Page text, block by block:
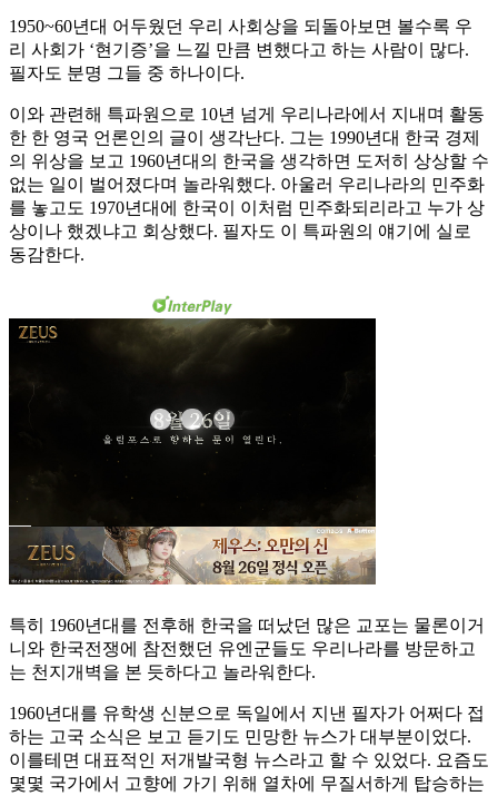
1950~60년대 어두웠던 우리 사회상을 되돌아보면 볼수록 우
리 사회가 ‘현기증’을 느낄 만큼 변했다고 하는 사람이 많다.
필자도 분명 그들 중 하나이다.
이와 관련해 특파원으로 10년 넘게 우리나라에서 지내며 활동
한 한 영국 언론인의 글이 생각난다. 그는 1990년대 한국 경제
의 위상을 보고 1960년대의 한국을 생각하면 도저히 상상할 수
없는 일이 벌어졌다며 놀라워했다. 아울러 우리나라의 민주화
를 놓고도 1970년대에 한국이 이처럼 민주화되리라고 누가 상
상이나 했겠냐고 회상했다. 필자도 이 특파원의 얘기에 실로
동감한다.
특히 1960년대를 전후해 한국을 떠났던 많은 교포는 물론이거
니와 한국전쟁에 참전했던 유엔군들도 우리나라를 방문하고
는 천지개벽을 본 듯하다고 놀라워한다.
1960년대를 유학생 신분으로 독일에서 지낸 필자가 어쩌다 접
하는 고국 소식은 보고 듣기도 민망한 뉴스가 대부분이었다.
이를테면 대표적인 저개발국형 뉴스라고 할 수 있었다. 요즘도
몇몇 국가에서 고향에 가기 위해 열차에 무질서하게 탑승하는